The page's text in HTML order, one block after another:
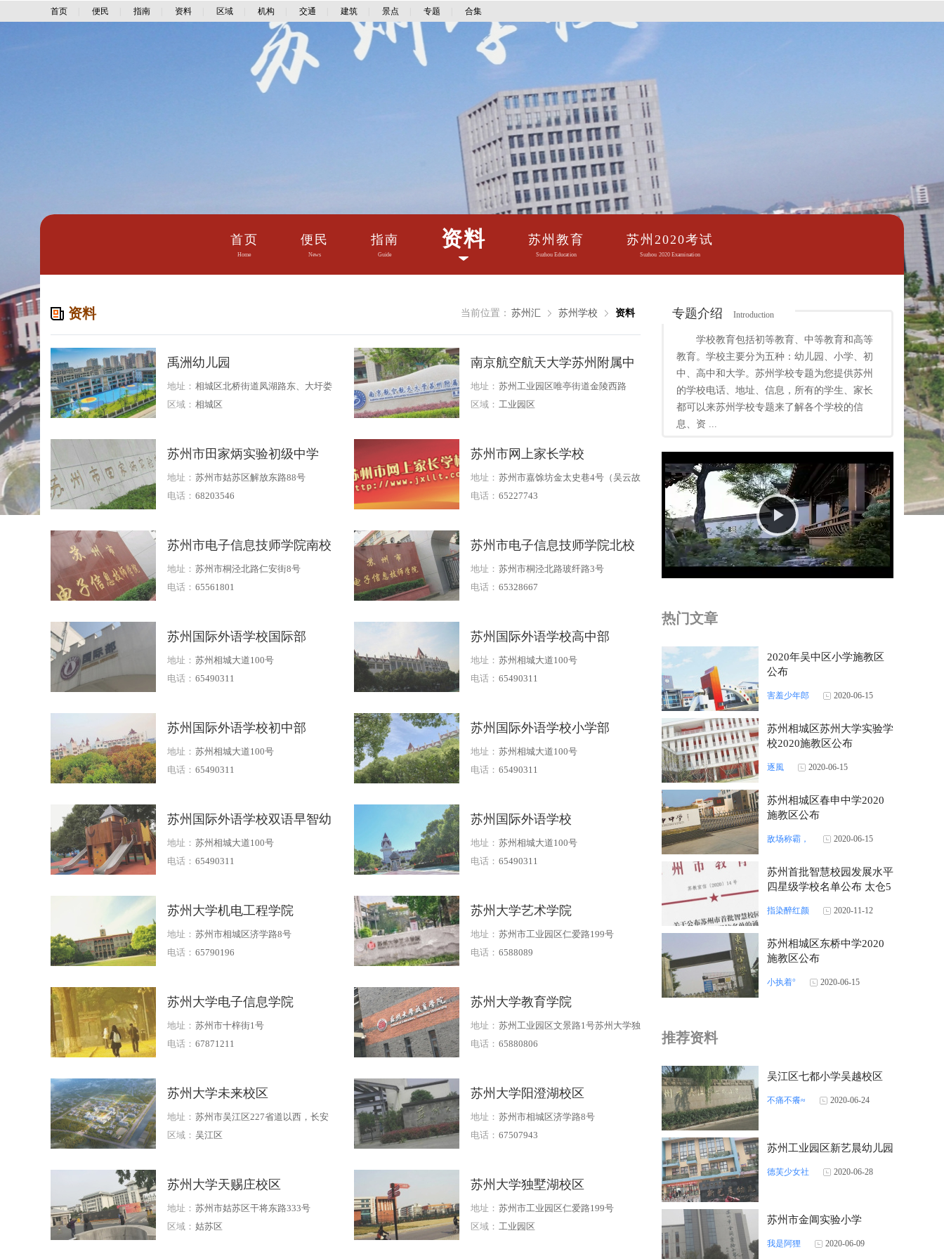
首页 便民 指南 资料 区域 机构 交通 建筑 景点 专题 合集
首页
Home
便民
News
指南
Guide
资料 苏州教育
Suzhou Education
苏州2020考试
Suzhou 2020 Examination
资料 当前位置： 苏州汇 苏州学校 资料
禹洲幼儿园
地址： 相城区北桥街道凤湖路东、大圩娄
路北
区域： 相城区
南京航空航天大学苏州附属中
学
地址： 苏州工业园区唯亭街道金陵西路
501号
区域： 工业园区
苏州市田家炳实验初级中学
地址： 苏州市姑苏区解放东路88号
电话： 68203546
苏州市网上家长学校
地址： 苏州市嘉馀坊金太史巷4号（吴云故
居旁）
电话： 65227743
苏州市电子信息技师学院南校
区
地址： 苏州市桐泾北路仁安街8号
电话： 65561801
苏州市电子信息技师学院北校
区
地址： 苏州市桐泾北路玻纤路3号
电话： 65328667
苏州国际外语学校国际部
地址： 苏州相城大道100号
电话： 65490311
苏州国际外语学校高中部
地址： 苏州相城大道100号
电话： 65490311
苏州国际外语学校初中部
地址： 苏州相城大道100号
电话： 65490311
苏州国际外语学校小学部
地址： 苏州相城大道100号
电话： 65490311
苏州国际外语学校双语早智幼
儿园
地址： 苏州相城大道100号
电话： 65490311
苏州国际外语学校
地址： 苏州相城大道100号
电话： 65490311
苏州大学机电工程学院
地址： 苏州市相城区济学路8号
电话： 65790196
苏州大学艺术学院
地址： 苏州市工业园区仁爱路199号
电话： 6588089
苏州大学电子信息学院
地址： 苏州市十梓街1号
电话： 67871211
苏州大学教育学院
地址： 苏州工业园区文景路1号苏州大学独
墅湖校区1005号楼6层
电话： 65880806
苏州大学未来校区
地址： 苏州市吴江区227省道以西，长安
路以东，莘七公路以北，属太湖新
区域： 吴江区
苏州大学阳澄湖校区
地址： 苏州市相城区济学路8号
电话： 67507943
苏州大学天赐庄校区
地址： 苏州市姑苏区干将东路333号
区域： 姑苏区
苏州大学独墅湖校区
地址： 苏州市工业园区仁爱路199号
区域： 工业园区
专题介绍 Introduction
学校教育包括初等教育、中等教育和高等
教育。学校主要分为五种：幼儿园、小学、初
中、高中和大学。苏州学校专题为您提供苏州
的学校电话、地址、信息，所有的学生、家长
都可以来苏州学校专题来了解各个学校的信
息、资 ...
Play
Video
热门文章
2020年吴中区小学施教区
公布
害羞少年郎 2020-06-15
苏州相城区苏州大学实验学
校2020施教区公布
逐風 2020-06-15
苏州相城区春申中学2020
施教区公布
敌场称霸， 2020-06-15
苏州首批智慧校园发展水平
四星级学校名单公布 太仓5
指染醉红颜 2020-11-12
苏州相城区东桥中学2020
施教区公布
小执着° 2020-06-15
推荐资料
吴江区七都小学吴越校区
不痛不癢≈ 2020-06-24
苏州工业园区新艺晨幼儿园
德芙少女社 2020-06-28
苏州市金阊实验小学
我是阿狸 2020-06-09